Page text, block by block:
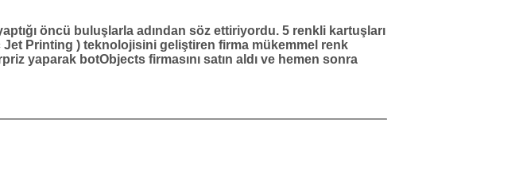
öncü buluşlarla adından söz ettiriyordu. 5 renkli kartuşları
Jet Printing ) teknolojisini geliştiren firma mükemmel renk
yaparak botObjects firmasını satın aldı ve hemen sonra